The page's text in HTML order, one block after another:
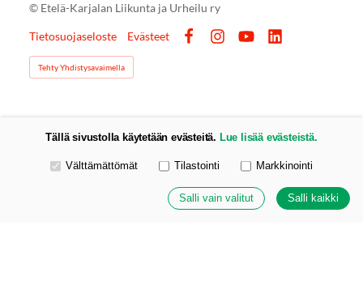
© Etelä-Karjalan Liikunta ja Urheilu ry
Tietosuojaseloste
Evästeet
Tehty Yhdistysavaimella
Tällä sivustolla käytetään evästeitä. Lue lisää evästeistä.
Valitse käytettävät evästeet
Välttämättömät Tilastointi Markkinointi
Salli vain valitut Salli kaikki